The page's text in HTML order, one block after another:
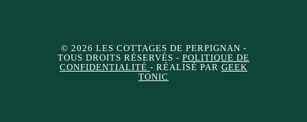
© 2026 LES COTTAGES DE PERPIGNAN -
TOUS DROITS RÉSERVÉS - POLITIQUE DE
CONFIDENTIALITÉ - RÉALISÉ PAR GEEK
TONIC